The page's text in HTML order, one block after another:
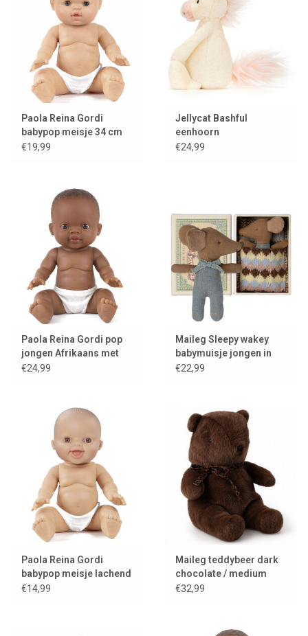
Paola Reina Gordi
babypop meisje 34 cm
€19,99
Jellycat Bashful
eenhoorn
€24,99
Paola Reina Gordi pop
jongen Afrikaans met
Minikane broekje
€24,99
Maileg Sleepy wakey
babymuisje jongen in
luciferdoos
€22,99
Paola Reina Gordi
babypop meisje lachend
€14,99
Maileg teddybeer dark
chocolate / medium
€32,99